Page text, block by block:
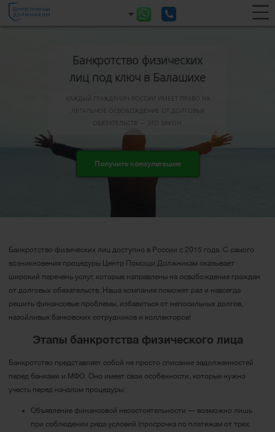
Банкротство физических
лиц под ключ в Балашихе
КАЖДЫЙ ГРАЖДАНИН РОССИИ ИМЕЕТ ПРАВО НА
ЛЕГАЛЬНОЕ ОСВОБОЖДЕНИЕ ОТ ДОЛГОВЫХ
ОБЯЗАТЕЛЬСТВ — ЭТО ЗАКОН.
Получить консультацию
Банкротство физических лиц доступно в России с 2015 года. С самого
возникновения процедуры Центр Помощи Должникам оказывает
широкий перечень услуг, которые направлены на освобождение граждан
от долговых обязательств. Наша компания поможет раз и навсегда
решить финансовые проблемы, избавиться от непосильных долгов,
назойливых банковских сотрудников и коллекторов!
Этапы банкротства физического лица
Банкротство представляет собой не просто списание задолженностей
перед банками и МФО. Оно имеет свои особенности, которые нужно
учесть перед началом процедуры:
Объявление финансовой несостоятельности — возможно лишь
при соблюдении ряда условий (просрочка по платежам от трех